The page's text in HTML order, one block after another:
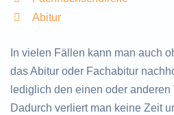
Abitur
In vielen Fällen kann man auch
das Abitur oder Fachabitur
lediglich den einen oder
Dadurch verliert man keine Zeit